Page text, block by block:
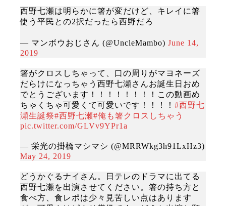
西野七瀬は明らかに箸が変だけど、キレイに箸
使う平民との2択だったら西野だろ
— マンボウおじさん (@UncleMambo) June 14,
2019
箸がクロスしちゃって、口の周りがマヨネーズ
だらけになっちゃう西野七瀬さんお誕生日おめ
でとうございます！！！！！！！！この動画め
ちゃくちゃ可愛くて可愛いです！！！！ #西野七
瀬生誕祭#西野七瀬#俺も箸クロスしちゃう
pic.twitter.com/GLVv9YPr1a
— 栄光の掛橋マシマシ (@MRRWkg3h91LxHz3)
May 24, 2019
どうかぐるナイさん。日テレのドラマに出てる
西野七瀬を出演させてください。箸の持ち方と
食べ方、食レポは少々見苦しい点はあります